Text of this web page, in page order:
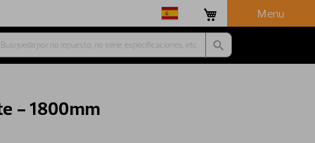
Menu
- 1800mm